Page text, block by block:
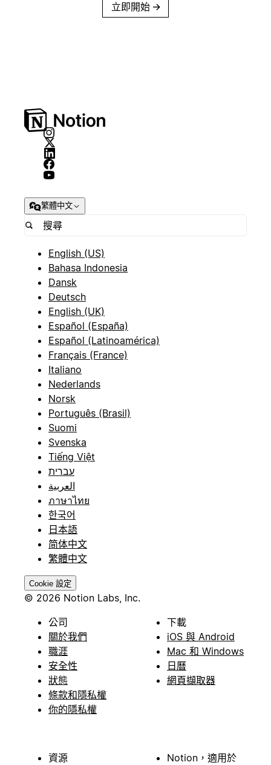
立即開始 →
繁體中文
English (US)
Bahasa Indonesia
Dansk
Deutsch
English (UK)
Español (España)
Español (Latinoamérica)
Français (France)
Italiano
Nederlands
Norsk
Português (Brasil)
Suomi
Svenska
Tiếng Việt
עברית
العربية
ภาษาไทย
한국어
日本語
简体中文
繁體中文
Cookie 設定
© 2026 Notion Labs, Inc.
公司
關於我們
職涯
安全性
狀態
條款和隱私權
你的隱私權
下載
iOS 與 Android
Mac 和 Windows
日曆
網頁擷取器
資源 Notion，適用於